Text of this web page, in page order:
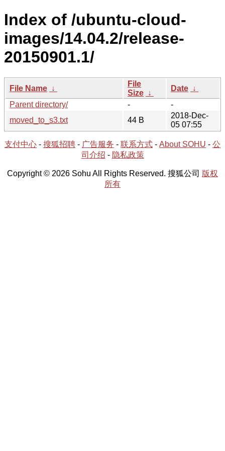
Index of /ubuntu-cloud-
images/14.04.2/release-
20150901.1/
File Name ↓
File
Size ↓
Date ↓
Parent directory/
-
-
moved_to_s3.txt
44 B
2018-Dec-
05 07:55
支付中心 - 搜狐招聘 - 广告服务 - 联系方式 - About SOHU - 公
司介绍 - 隐私政策
Copyright © 2026 Sohu All Rights Reserved. 搜狐公司 版权
所有